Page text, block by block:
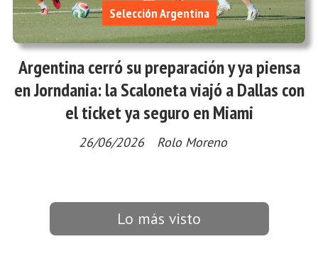
Argentina cerró su preparación y ya piensa
en Jorndania: la Scaloneta viajó a Dallas con
el ticket ya seguro en Miami
Rolo Moreno
Selección Argentina
26/06/2026
Lo más visto